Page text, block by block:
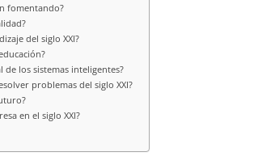
fomentando?
del siglo XXI?
los sistemas inteligentes?
problemas del siglo XXI?
en el siglo XXI?